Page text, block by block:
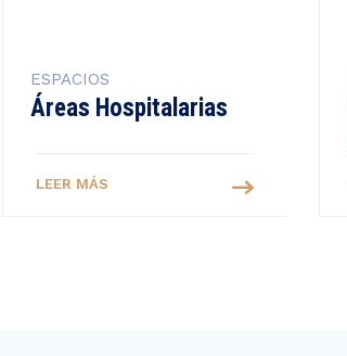
ESPACIOS
Áreas Hospitalarias
LEER MÁS